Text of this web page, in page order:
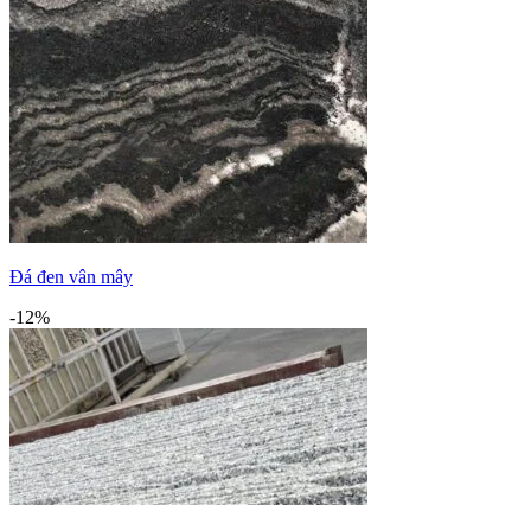
Đá đen vân mây
-12%